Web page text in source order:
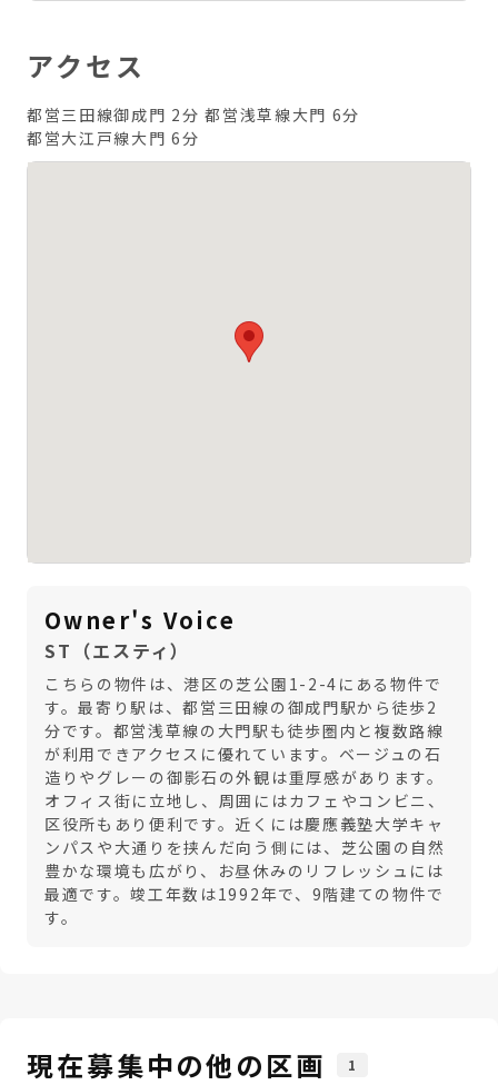
アクセス
都営三田線御成門 2分 都営浅草線大門 6分
都営大江戸線大門 6分
Owner's Voice
ST（エスティ）
こちらの物件は、港区の芝公園1-2-4にある物件で
す。最寄り駅は、都営三田線の御成門駅から徒歩2
分です。都営浅草線の大門駅も徒歩圏内と複数路線
が利用できアクセスに優れています。ベージュの石
造りやグレーの御影石の外観は重厚感があります。
オフィス街に立地し、周囲にはカフェやコンビニ、
区役所もあり便利です。近くには慶應義塾大学キャ
ンパスや大通りを挟んだ向う側には、芝公園の自然
豊かな環境も広がり、お昼休みのリフレッシュには
最適です。竣工年数は1992年で、9階建ての物件で
す。
現在募集中の他の区画 1